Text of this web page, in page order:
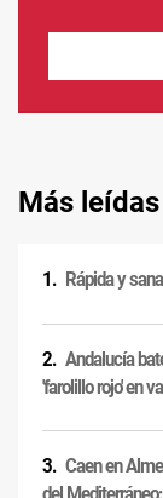
Más leídas
Rápida y
Andalucía
'farolillo rojo' en
Caen en